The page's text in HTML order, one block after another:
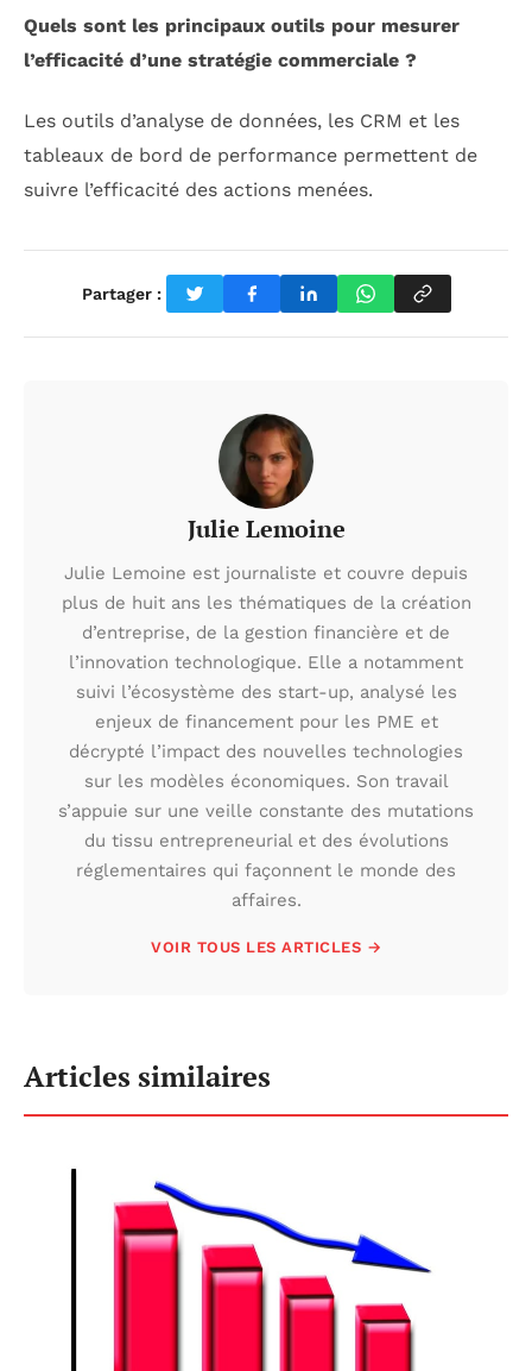
Quels sont les principaux outils pour mesurer
l’efficacité d’une stratégie commerciale ?
Les outils d’analyse de données, les CRM et les
tableaux de bord de performance permettent de
suivre l’efficacité des actions menées.
Partager :
Julie Lemoine
Julie Lemoine est journaliste et couvre depuis
plus de huit ans les thématiques de la création
d’entreprise, de la gestion financière et de
l’innovation technologique. Elle a notamment
suivi l’écosystème des start-up, analysé les
enjeux de financement pour les PME et
décrypté l’impact des nouvelles technologies
sur les modèles économiques. Son travail
s’appuie sur une veille constante des mutations
du tissu entrepreneurial et des évolutions
réglementaires qui façonnent le monde des
affaires.
VOIR TOUS LES ARTICLES →
Articles similaires